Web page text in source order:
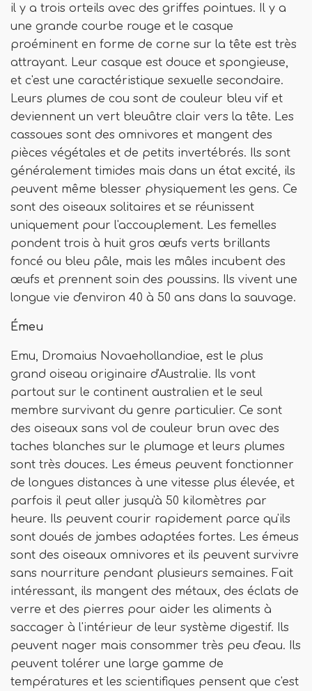
il y a trois orteils avec des griffes pointues. Il y a
une grande courbe rouge et le casque
proéminent en forme de corne sur la tête est très
attrayant. Leur casque est douce et spongieuse,
et c'est une caractéristique sexuelle secondaire.
Leurs plumes de cou sont de couleur bleu vif et
deviennent un vert bleuâtre clair vers la tête. Les
cassoues sont des omnivores et mangent des
pièces végétales et de petits invertébrés. Ils sont
généralement timides mais dans un état excité, ils
peuvent même blesser physiquement les gens. Ce
sont des oiseaux solitaires et se réunissent
uniquement pour l'accouplement. Les femelles
pondent trois à huit gros œufs verts brillants
foncé ou bleu pâle, mais les mâles incubent des
œufs et prennent soin des poussins. Ils vivent une
longue vie d'environ 40 à 50 ans dans la sauvage.
Émeu
Emu, Dromaius Novaehollandiae, est le plus
grand oiseau originaire d'Australie. Ils vont
partout sur le continent australien et le seul
membre survivant du genre particulier. Ce sont
des oiseaux sans vol de couleur brun avec des
taches blanches sur le plumage et leurs plumes
sont très douces. Les émeus peuvent fonctionner
de longues distances à une vitesse plus élevée, et
parfois il peut aller jusqu'à 50 kilomètres par
heure. Ils peuvent courir rapidement parce qu'ils
sont doués de jambes adaptées fortes. Les émeus
sont des oiseaux omnivores et ils peuvent survivre
sans nourriture pendant plusieurs semaines. Fait
intéressant, ils mangent des métaux, des éclats de
verre et des pierres pour aider les aliments à
saccager à l'intérieur de leur système digestif. Ils
peuvent nager mais consommer très peu d'eau. Ils
peuvent tolérer une large gamme de
températures et les scientifiques pensent que c'est